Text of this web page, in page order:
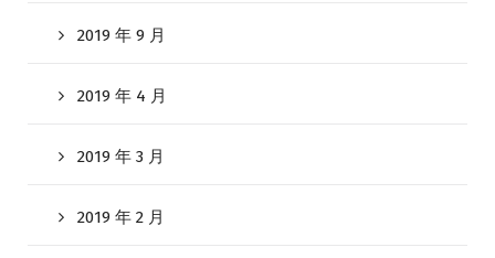
2019 年 9 月
2019 年 4 月
2019 年 3 月
2019 年 2 月